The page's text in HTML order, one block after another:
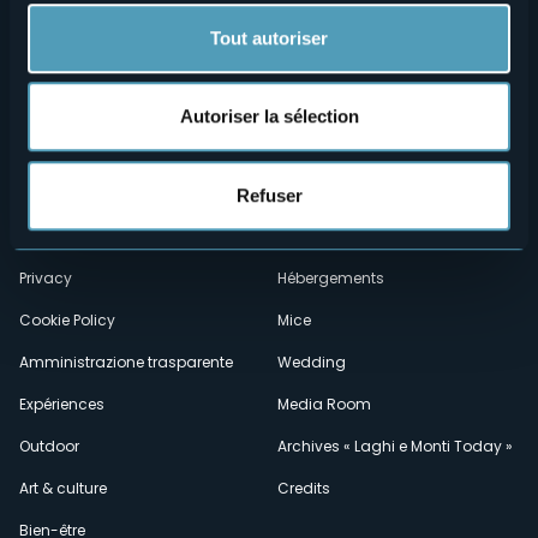
Tout autoriser
Autoriser la sélection
Refuser
Menù
secondario
Qui sommes-nous?
Contacts
Privacy
Cookie Policy
Amministrazione trasparente
Expériences
Outdoor
Art & culture
Bien-être
Vins & gastronomie
Webcams
Événements
Hébergements
Mice
Wedding
Media Room
Archives « Laghi e Monti Today »
Credits